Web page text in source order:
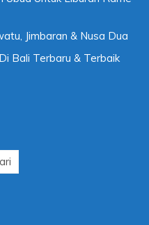
Jimbaran & Nusa Dua
Bali Terbaru & Terbaik